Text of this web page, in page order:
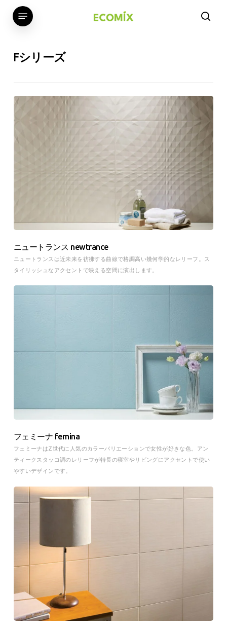
main
Menu
Fシリーズ
ニュートランス newtrance
ニュートランスは近未来を彷彿する曲線で格調高い幾何学的なレリーフ。ス
タイリッシュなアクセントで映える空間に演出します。
フェミーナ femina
フェミーナはZ世代に人気のカラーバリエーションで女性が好きな色。アン
ティークスタッコ調のレリーフが特長の寝室やリビングにアクセントで使い
やすいデザインです。